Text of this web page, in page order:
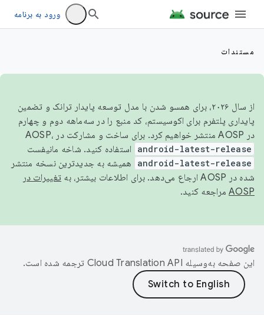
ورود به برنامه
مستندات
از سال ۲۰۲۶، برای همسو شدن با مدل توسعه پایدار ترانک و تضمین
پایداری پلتفرم برای اکوسیستم، کد منبع را در سه‌ماهه دوم و چهارم
در AOSP منتشر خواهیم کرد. برای ساخت و مشارکت در AOSP،
android-latest-release استفاده کنید. شاخه مانیفست
android-latest-release
همیشه به جدیدترین نسخه منتشر
شده در AOSP ارجاع می‌دهد. برای اطلاعات بیشتر، به
تغییرات در
AOSP مراجعه کنید.
این صفحه به‌وسیله ترجمه شده است.